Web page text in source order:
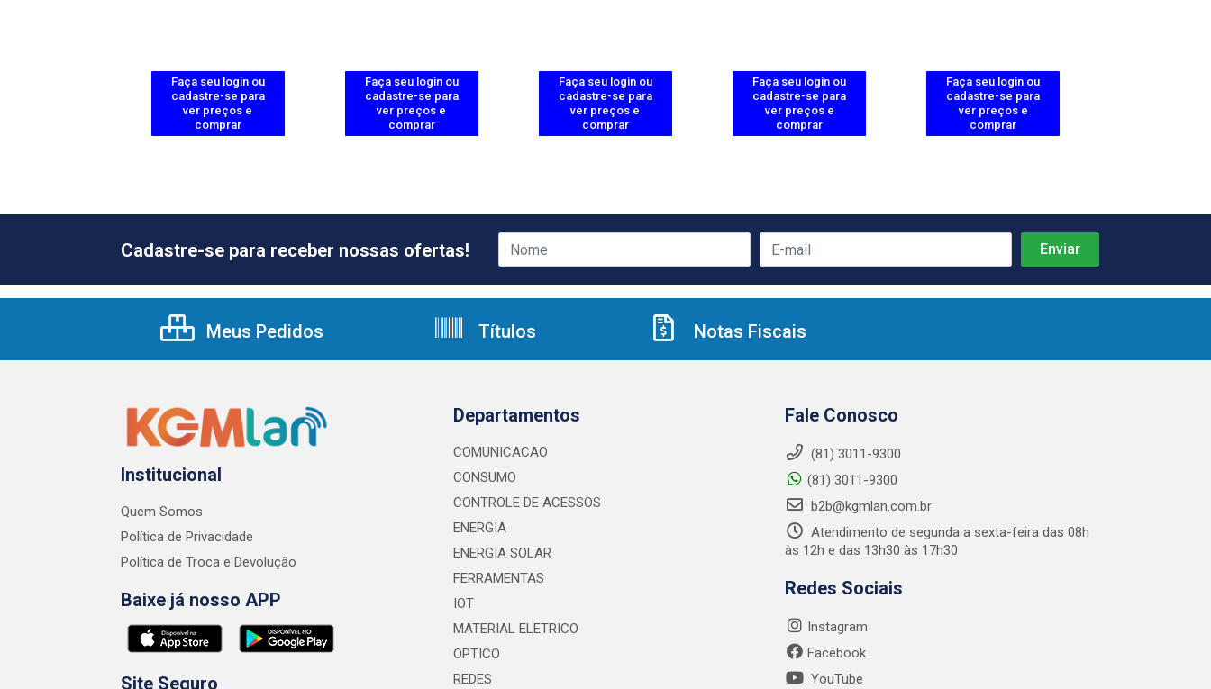
Faça seu login ou
cadastre-se para
ver preços e
comprar
Faça seu login ou
cadastre-se para
ver preços e
comprar
Faça seu login ou
cadastre-se para
ver preços e
comprar
Faça seu login ou
cadastre-se para
ver preços e
comprar
Faça seu login ou
cadastre-se para
ver preços e
comprar
Cadastre-se para receber nossas ofertas!
Meus Pedidos Títulos Notas Fiscais
Institucional
Quem Somos
Política de Privacidade
Política de Troca e Devolução
Baixe já nosso APP
Site Seguro
Departamentos
COMUNICACAO
CONSUMO
CONTROLE DE ACESSOS
ENERGIA
ENERGIA SOLAR
FERRAMENTAS
IOT
MATERIAL ELETRICO
OPTICO
REDES
Fale Conosco
(81) 3011-9300
(81) 3011-9300
b2b@kgmlan.com.br
Atendimento de segunda a sexta-feira das 08h
às 12h e das 13h30 às 17h30
Redes Sociais
Instagram
Facebook
YouTube